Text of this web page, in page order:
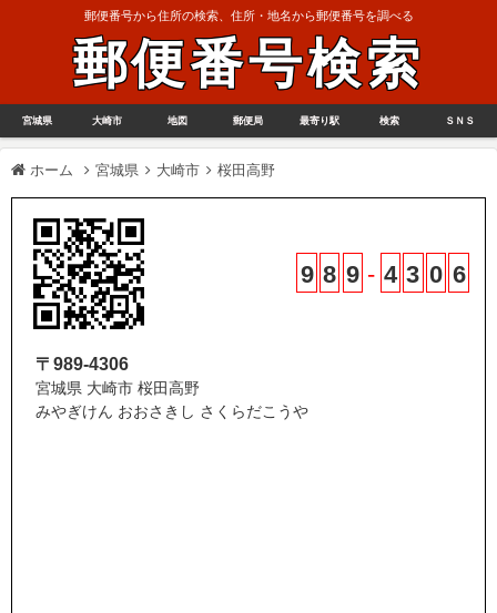
郵便番号から住所の検索、住所・地名から郵便番号を調べる
郵便番号検索
宮城県 大崎市 地図 郵便局 最寄り駅 検索 ＳＮＳ
ホーム 宮城県 大崎市 桜田高野
9 8 9 - 4 3 0 6
〒989-4306
宮城県 大崎市 桜田高野
みやぎけん おおさきし さくらだこうや